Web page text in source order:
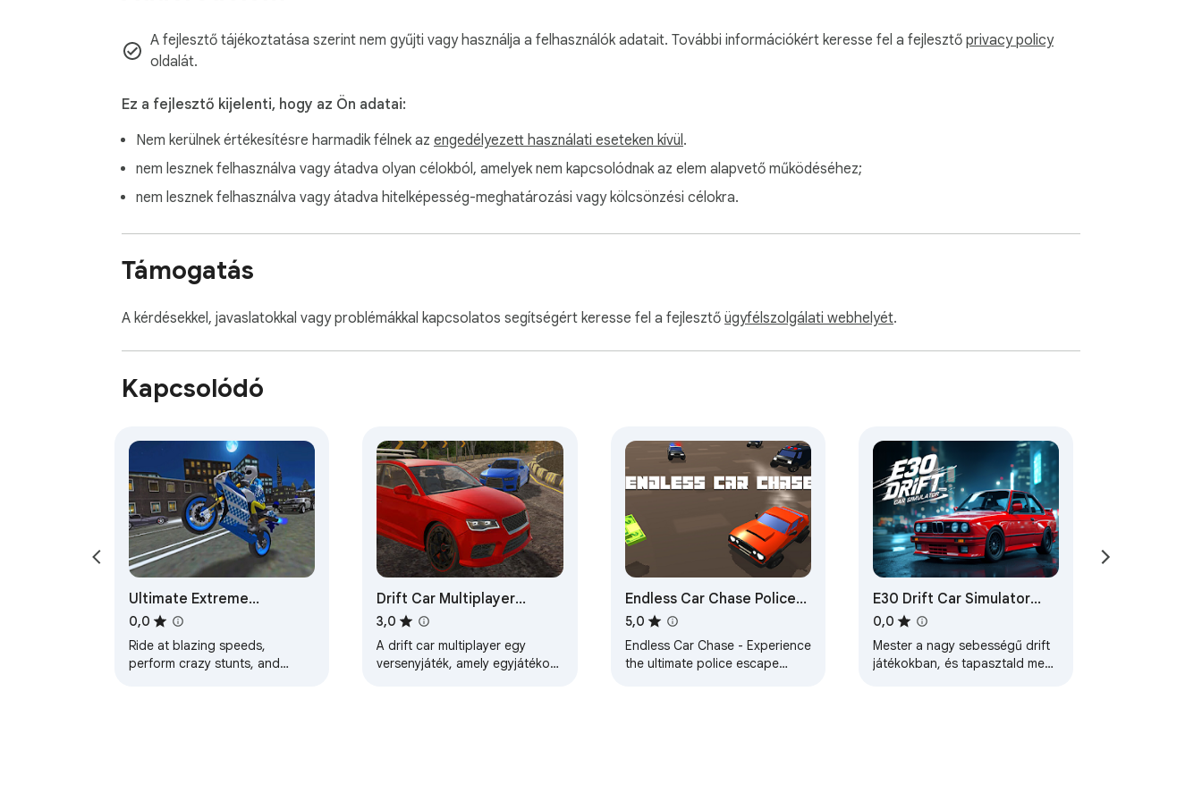
A fejlesztő tájékoztatása szerint nem gyűjti vagy használja a felhasználók adatait. További információkért keresse fel a fejlesztő privacy policy
oldalát.
Ez a fejlesztő kijelenti, hogy az Ön adatai:
Nem kerülnek értékesítésre harmadik félnek az engedélyezett használati eseteken kívül .
nem lesznek felhasználva vagy átadva olyan célokból, amelyek nem kapcsolódnak az elem alapvető működéséhez;
nem lesznek felhasználva vagy átadva hitelképesség-meghatározási vagy kölcsönzési célokra.
Támogatás
A kérdésekkel, javaslatokkal vagy problémákkal kapcsolatos segítségért keresse fel a fejlesztő ügyfélszolgálati webhelyét.
Kapcsolódó
Ultimate Extreme
Motorcycle Simulator
Game
0,0
Ride at blazing speeds,
perform crazy stunts, and
Drift Car Multiplayer
Racing Game
3,0
A drift car multiplayer egy
versenyjáték, amely egyjátékos
Endless Car Chase Police
Escape Game
5,0
Endless Car Chase - Experience
the ultimate police escape
E30 Drift Car Simulator
Game
0,0
Mester a nagy sebességű drift
játékokban, és tapasztald meg